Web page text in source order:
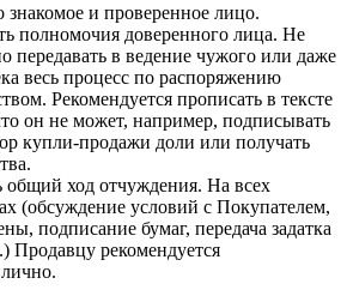
и проверенное лицо.
полномочия доверенного лица. Не
передавать в ведение чужого или даже
весь процесс по распоряжению
Рекомендуется прописать в тексте
он не может, например, подписывать
купли-продажи доли или получать
общий ход отчуждения. На всех
(обсуждение условий с Покупателем,
подписание бумаг, передача задатка
Продавцу рекомендуется